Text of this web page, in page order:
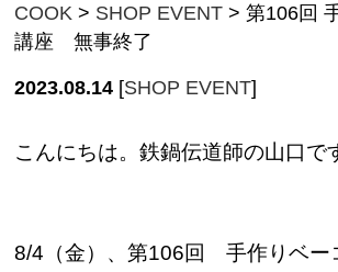
COOK > SHOP EVENT >第106回
講座 無事終了
2023.08.14 [SHOP EVENT]
こんにちは。鉄鍋伝道師の山口で
8/4（金）、第106回 手作りベー